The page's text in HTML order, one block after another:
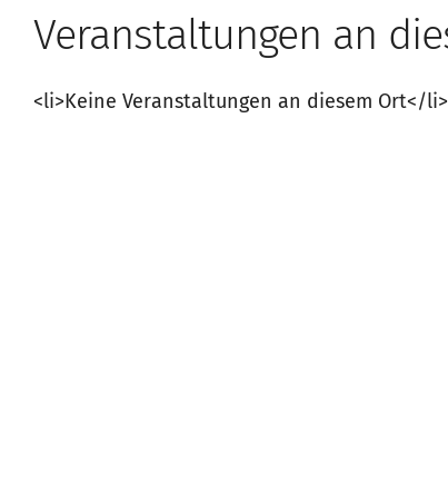
Veranstaltungen an
<li>Keine Veranstaltungen an diesem Ort</li>